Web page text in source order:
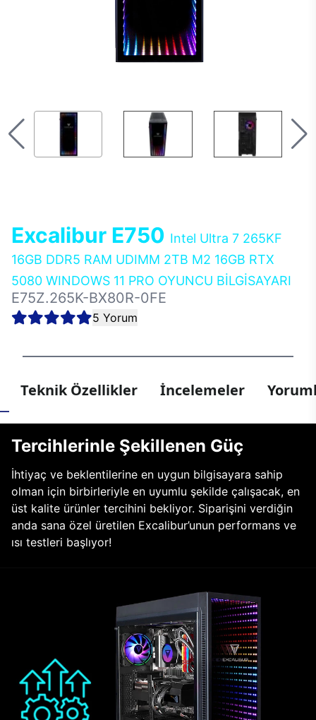
Excalibur E750 Intel Ultra 7 265KF
16GB DDR5 RAM UDIMM 2TB M2 16GB RTX
5080 WINDOWS 11 PRO OYUNCU BİLGİSAYARI
E75Z.265K-BX80R-0FE
5 Yorum
Teknik Özellikler İncelemeler
Tercihlerinle Şekillenen Güç
İhtiyaç ve beklentilerine en uygun bilgisayara sahip
olman için birbirleriyle en uyumlu şekilde çalışacak, en
üst kalite ürünler tercihini bekliyor. Siparişini verdiğin
anda sana özel üretilen Excalibur’unun performans ve
ısı testleri başlıyor!